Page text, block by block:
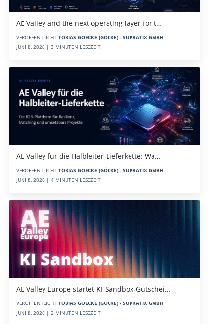
AE Valley and the next operating layer for t…
VERÖFFENTLICHT TOBIAS GOECKE (GÖCKE) - SUPRATIX GMBH
JUNI 8, 2026 | 3 MINUTEN LESEZEIT
AE Valley für die Halbleiter-Lieferkette: Wa…
VERÖFFENTLICHT TOBIAS GOECKE (GÖCKE) - SUPRATIX GMBH
JUNI 8, 2026 | 4 MINUTEN LESEZEIT
AE Valley Europe startet KI-Sandbox-Gutschei…
VERÖFFENTLICHT TOBIAS GOECKE (GÖCKE) - SUPRATIX GMBH
JUNI 8, 2026 | 2 MINUTEN LESEZEIT